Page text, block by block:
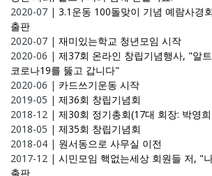
2020-07 | 3.1운동 100돌맞이 기념 예람사경
출판
2020-07 | 재미있는학교 청년모임 시작
2020-06 | 제37회 온라인 창립기념행사, "알
코로나19를 뚫고 갑니다"
2020-06 | 카드쓰기운동 시작
2019-05 | 제36회 창립기념회
2018-12 | 제30회 정기총회(17대 회장: 박영
2018-05 | 제35회 창립기념회
2018-04 | 원서동으로 사무실 이전
2017-12 | 시민모임 핵없는세상 회원들 저, "
출판